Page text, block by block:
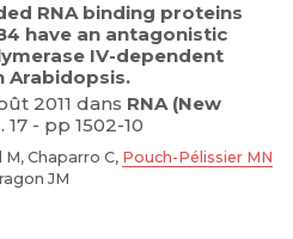
RNA binding proteins
have an antagonistic
IV-dependent
Arabidopsis.
2011 dans RNA (New
17 - pp 1502-10
M, Chaparro C, Pouch-Pélissier MN
JM